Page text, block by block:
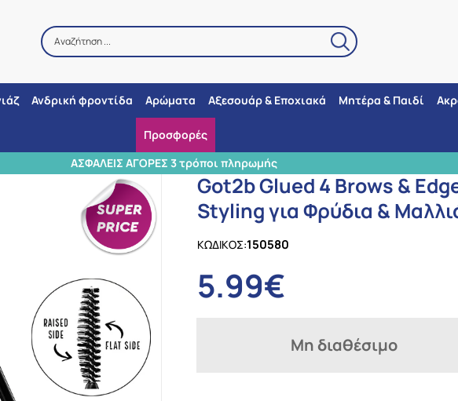
Αναζήτηση ...
Ανδρική φροντίδα Αρώματα Αξεσουάρ & Εποχιακά Μητέρα & Παιδί
Προσφορές
3 ΣΗΜΕΙΑ ΠΑΡΑΛΛΑΒΗΣ
/ Schwarzkopf / Got2b Glued 4 Brows & Edges 2in1 Gel, Tζελ Styling για Φρύδια & Μαλλιά 16ml
Got2b Glued 4 Brows &
Styling για Φρύδια &
ΚΩΔΙΚΟΣ:150580
5.99€
Μη διαθέσιμο